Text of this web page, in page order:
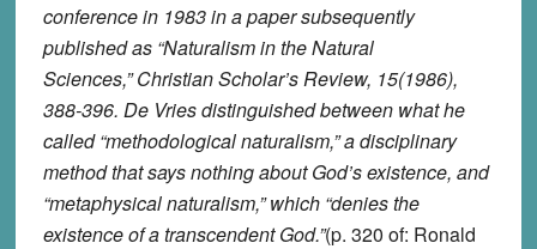
conference in 1983 in a paper subsequently
published as “Naturalism in the Natural
Sciences,” Christian Scholar’s Review, 15(1986),
388-396. De Vries distinguished between what he
called “methodological naturalism,” a disciplinary
method that says nothing about God’s existence, and
“metaphysical naturalism,” which “denies the
existence of a transcendent God.”(p. 320 of: Ronald